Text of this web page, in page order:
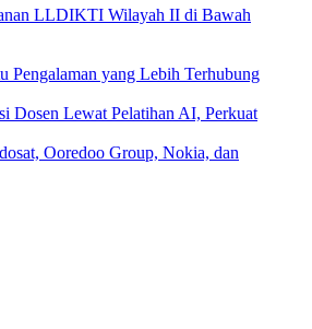
LLDIKTI Wilayah II di Bawah
Pengalaman yang Lebih Terhubung
Dosen Lewat Pelatihan AI, Perkuat
Ooredoo Group, Nokia, dan